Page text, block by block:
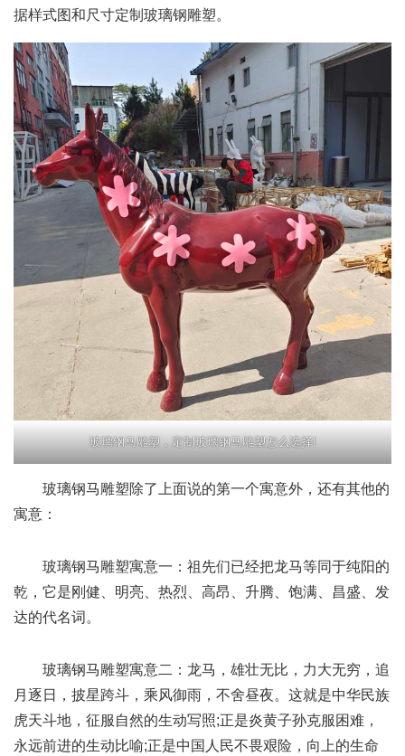
据样式图和尺寸定制玻璃钢雕塑。
玻璃钢马雕塑，定制玻璃钢马雕塑怎么选择!
玻璃钢马雕塑除了上面说的第一个寓意外，还有其他的
寓意：
玻璃钢马雕塑寓意一：祖先们已经把龙马等同于纯阳的
乾，它是刚健、明亮、热烈、高昂、升腾、饱满、昌盛、发
达的代名词。
玻璃钢马雕塑寓意二：龙马，雄壮无比，力大无穷，追
月逐日，披星跨斗，乘风御雨，不舍昼夜。这就是中华民族
虎天斗地，征服自然的生动写照;正是炎黄子孙克服困难，
永远前进的生动比喻;正是中国人民不畏艰险，向上的生命